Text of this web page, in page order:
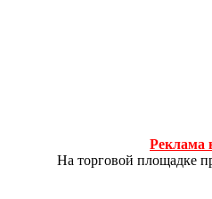
Реклама
На торговой площадке